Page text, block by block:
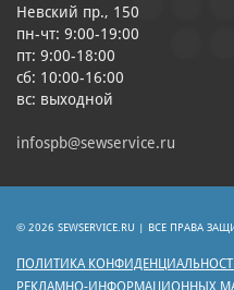
Невский пр., 150
пн-чт: 9:00-19:00
пт: 9:00-18:00
сб: 10:00-16:00
вс: выходной
infospb@sewservice.ru
© 2026 SEWSERVICE.RU | ВСЕ ПРАВА
ПОЛИТИКА
РЕКЛАМНО-ИНФОРМАЦИОННЫХ